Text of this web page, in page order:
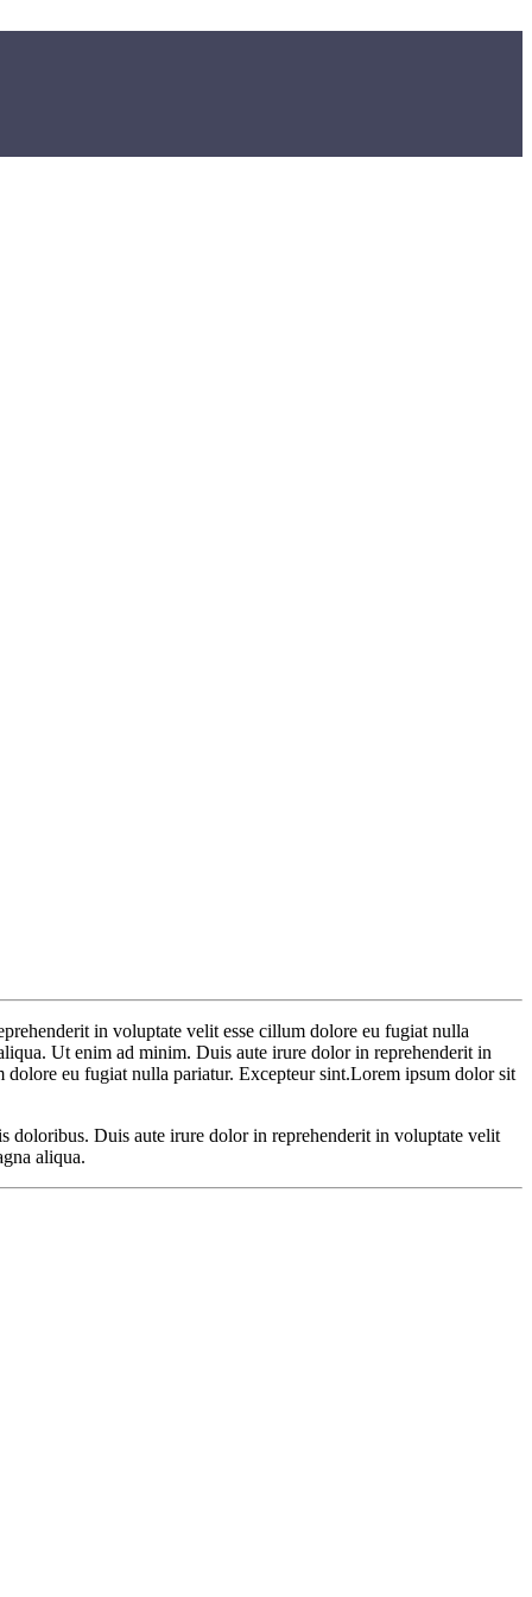
in voluptate velit esse cillum dolore eu fugiat nulla
Ut enim ad minim. Duis aute irure dolor in reprehenderit in
eu fugiat nulla pariatur. Excepteur sint.Lorem ipsum dolor sit
doloribus. Duis aute irure dolor in reprehenderit in voluptate velit
aliqua.